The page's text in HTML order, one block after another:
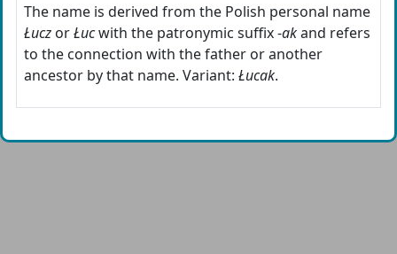
The name is derived from the Polish personal name
Łucz orŁucwith the patronymic suffix -akand refers
to the connection with the father or another
ancestor by that name. Variant: Łucak.